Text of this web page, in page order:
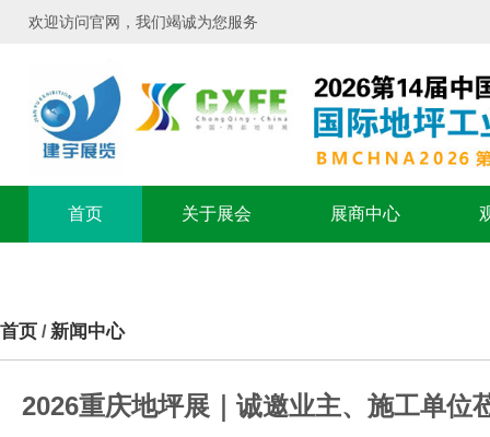
欢迎访问官网，我们竭诚为您服务
首页 关于展会 展商中心
首页 /新闻中心
2026重庆地坪展｜诚邀业主、施工单位